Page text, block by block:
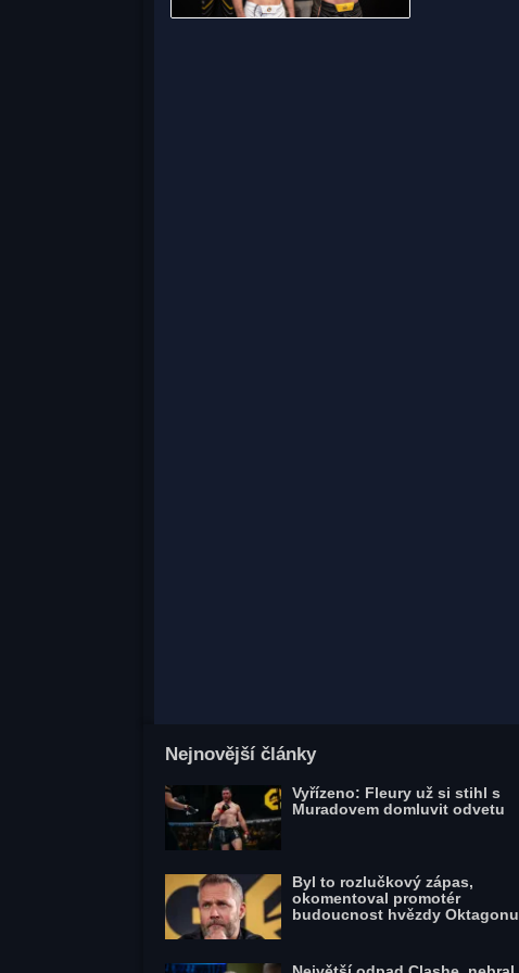
Nejnovější články
Vyřízeno: Fleury už si stihl s
Muradovem domluvit odvetu
Byl to rozlučkový zápas,
okomentoval promotér
budoucnost hvězdy Oktagonu